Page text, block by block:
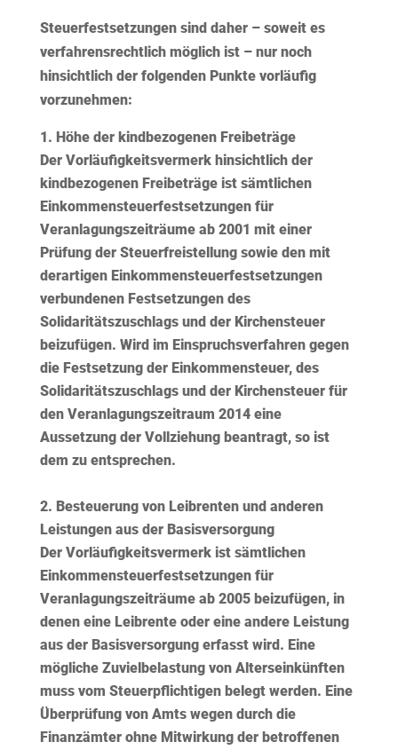
Steuerfestsetzungen sind daher – soweit es
verfahrensrechtlich möglich ist – nur noch
hinsichtlich der folgenden Punkte vorläufig
vorzunehmen:
Höhe der kindbezogenen Freibeträge
Der Vorläufigkeitsvermerk hinsichtlich der
kindbezogenen Freibeträge ist sämtlichen
Einkommensteuerfestsetzungen für
Veranlagungszeiträume ab 2001 mit einer
Prüfung der Steuerfreistellung sowie den mit
derartigen Einkommensteuerfestsetzungen
verbundenen Festsetzungen des
Solidaritätszuschlags und der Kirchensteuer
beizufügen. Wird im Einspruchsverfahren gegen
die Festsetzung der Einkommensteuer, des
Solidaritätszuschlags und der Kirchensteuer für
den Veranlagungszeitraum 2014 eine
Aussetzung der Vollziehung beantragt, so ist
dem zu entsprechen.
Besteuerung von Leibrentenund anderen
Leistungen aus der Basisversorgung
Der Vorläufigkeitsvermerk ist sämtlichen
Einkommensteuerfestsetzungen für
Veranlagungszeiträume ab 2005 beizufügen, in
denen eine Leibrente oder eine andere Leistung
aus der Basisversorgung erfasst wird. Eine
mögliche Zuvielbelastung von Alterseinkünften
muss vom Steuerpflichtigen belegt werden. Eine
Überprüfung von Amts wegen durch die
Finanzämter ohne Mitwirkung der betroffenen